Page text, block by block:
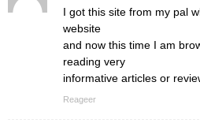
I got this site from my pal
website
and now this time I am
reading very
informative articles or
Reageer